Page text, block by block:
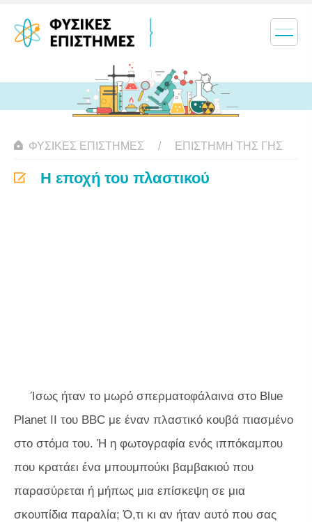
ΦΥΣΙΚΈΣ ΕΠΙΣΤΉΜΕΣ ΕΠΙΣΤΉΜΗ ΤΗΣ ΓΗΣ
Η εποχή του πλαστικού
Ίσως ήταν το μωρό σπερματοφάλαινα στο Blue
Planet II του BBC με έναν πλαστικό κουβά πιασμένο
στο στόμα του. Ή η φωτογραφία ενός ιππόκαμπου
που κρατάει ένα μπουμπούκι βαμβακιού που
παρασύρεται ή μήπως μια επίσκεψη σε μια
σκουπίδια παραλία; Ό,τι κι αν ήταν αυτό που σας